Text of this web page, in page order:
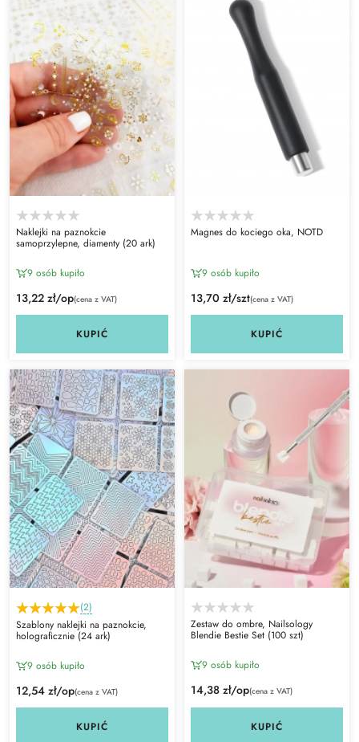
Naklejki na paznokcie
samoprzylepne, diamenty (20 ark)
9 osób kupiło
13,22 zł/op(cena z VAT)
KUPIĆ
Magnes do kociego oka, NOTD
9 osób kupiło
13,70 zł/szt(cena z VAT)
KUPIĆ
(2)
Szablony naklejki na paznokcie,
holograficznie (24 ark)
9 osób kupiło
12,54 zł/op(cena z VAT)
KUPIĆ
Zestaw do ombre, Nailsology
Blendie Bestie Set (100 szt)
9 osób kupiło
14,38 zł/op(cena z VAT)
KUPIĆ